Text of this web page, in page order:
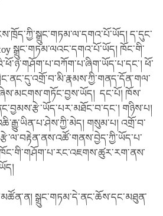
ད་དུང་
སྒྲུང་གཏམ་ལའང་དགའ་པོ་ཡོད། ཁོང་གི་
ཕོ་
དང་པོ། ཁོས་
གཉིས་པ།
གསུམ་པ། འགྲོ་བ་
སྒྲུང་གཏམ་དེ་ནང་ཆོས་དང་མཐུན་